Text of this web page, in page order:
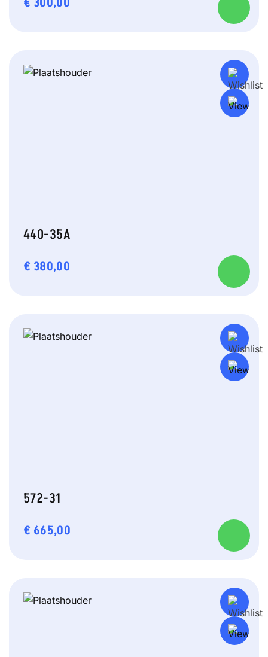
440-35A
€ 380,00
572-31
€ 665,00